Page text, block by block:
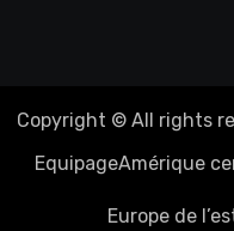
Copyright © All rights
EquipageAmérique
Europe de